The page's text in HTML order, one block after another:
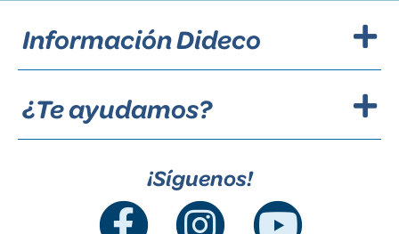
Información Dideco
¿Te ayudamos?
¡Síguenos!